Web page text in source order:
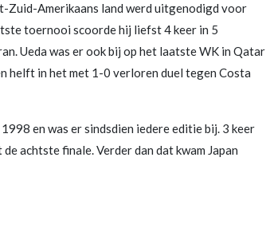
Zuid-Amerikaans land werd uitgenodigd voor
toernooi scoorde hij liefst 4 keer in 5
Ueda was er ook bij op het laatste WK in Qatar
helft in het met 1-0 verloren duel tegen Costa
en was er sindsdien iedere editie bij. 3 keer
achtste finale. Verder dan dat kwam Japan